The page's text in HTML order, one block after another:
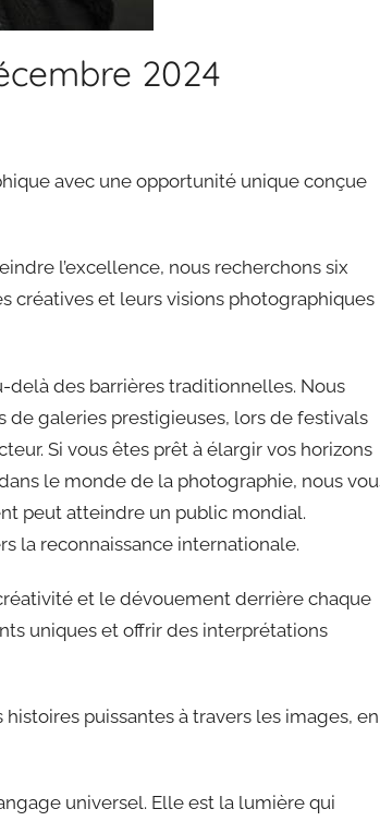
2024
avec une opportunité unique conçue
l’excellence, nous recherchons six
créatives et leurs visions photographiques
des barrières traditionnelles. Nous
galeries prestigieuses, lors de festivals
Si vous êtes prêt à élargir vos horizons
le monde de la photographie, nous
peut atteindre un public mondial.
la reconnaissance internationale.
et le dévouement derrière chaque
uniques et offrir des interprétations
puissantes à travers les images, en
universel. Elle est la lumière qui